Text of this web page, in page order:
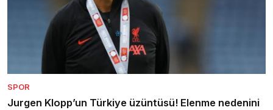
SPOR
Jurgen Klopp’un Türkiye üzüntüsü! Elenme nedenini